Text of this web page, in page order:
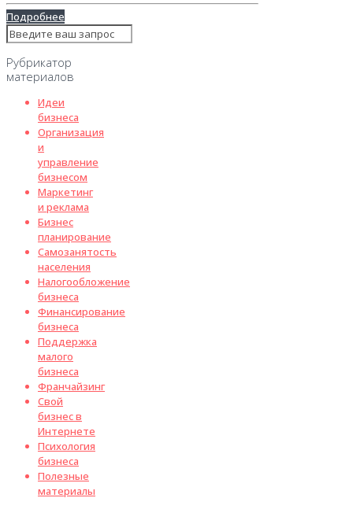
Подробнее
Рубрикатор
материалов
Идеи
бизнеса
Организация
и
управление
бизнесом
Маркетинг
и реклама
Бизнес
планирование
Самозанятость
населения
Налогообложение
бизнеса
Финансирование
бизнеса
Поддержка
малого
бизнеса
Франчайзинг
Свой
бизнес в
Интернете
Психология
бизнеса
Полезные
материалы